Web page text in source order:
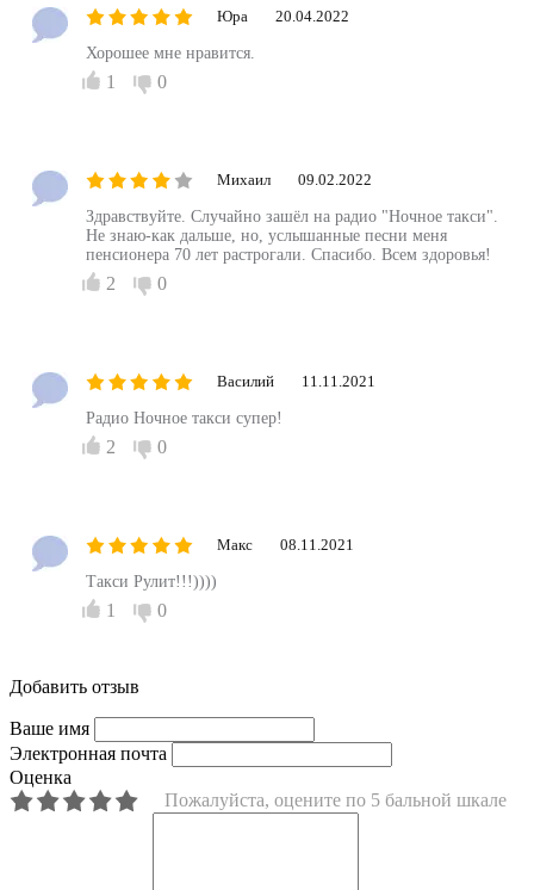
Юра 20.04.2022
Хорошее мне нравится.
1 0
Михаил 09.02.2022
Здравствуйте. Случайно зашёл на радио "Ночное такси".
Не знаю-как дальше, но, услышанные песни меня
пенсионера 70 лет растрогали. Спасибо. Всем здоровья!
2 0
Василий 11.11.2021
Радио Ночное такси супер!
2 0
Макс 08.11.2021
Такси Рулит!!!))))
1 0
Добавить отзыв
Ваше имя
Электронная почта
Оценка
Пожалуйста, оцените по 5 бальной шкале